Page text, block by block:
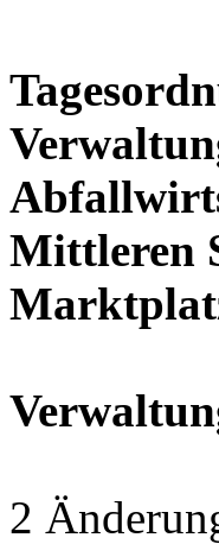
Mittleren
2